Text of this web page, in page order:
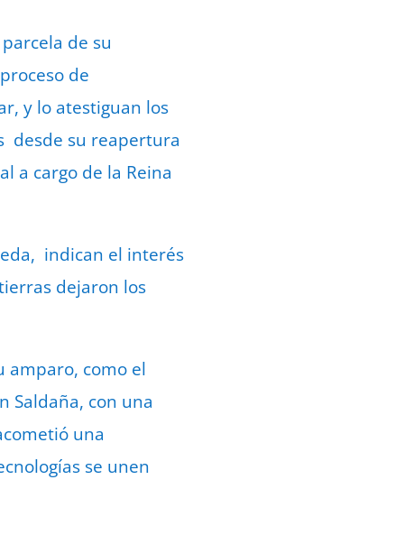
de su
de
y lo atestiguan los
desde su reapertura
a cargo de la Reina
indican el interés
dejaron los
amparo, como el
Saldaña, con una
una
se unen